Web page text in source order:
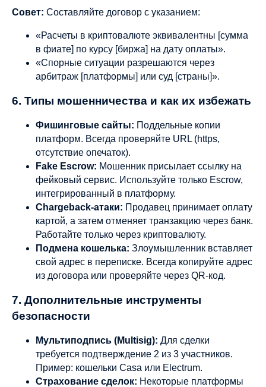
Совет: Составляйте договор с указанием:
«Расчеты в криптовалюте эквивалентны [сумма
в фиате] по курсу [биржа] на дату оплаты».
«Спорные ситуации разрешаются через
арбитраж [платформы] или суд [страны]».
6. Типы мошенничества и как их избежать
Фишинговые сайты: Поддельные копии
платформ. Всегда проверяйте URL (https,
отсутствие опечаток).
Fake Escrow: Мошенник присылает ссылку на
фейковый сервис. Используйте только Escrow,
интегрированный в платформу.
Chargeback-атаки: Продавец принимает оплату
картой, а затем отменяет транзакцию через банк.
Работайте только через криптовалюту.
Подмена кошелька: Злоумышленник вставляет
свой адрес в переписке. Всегда копируйте адрес
из договора или проверяйте через QR-код.
7. Дополнительные инструменты
безопасности
Мультиподпись (Multisig): Для сделки
требуется подтверждение 2 из 3 участников.
Пример: кошельки Casa или Electrum.
Страхование сделок: Некоторые платформы